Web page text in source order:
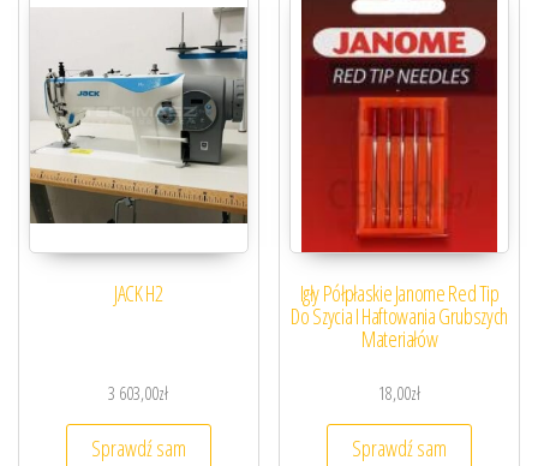
JACK H2
3 603,00zł
Sprawdź sam
Igły Półpłaskie Janome Red Tip
Do Szycia I Haftowania Grubszych
Materiałów
18,00zł
Sprawdź sam